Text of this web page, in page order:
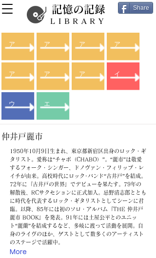
記憶の記録
LIBRARY
Share
仲井戸麗市
1950年10月9日生まれ、東京都新宿区出身のロック・ギ
タリスト。愛称は“チャボ（CHABO）”。“麗市”は敬愛
するフォーク・シンガー、ドノヴァン・フィリップ・レ
イチが由来。高校時代にロック･バンド“古井戸”を結成。
72年に『古井戸の世界』でデビューを果たす。79年の
解散後、RCサクセションに正式加入。忌野清志郎ととも
に時代を代表するロック・ギタリストとしてシーンに君
臨。以降、85年には初のソロ・アルバム『THE 仲井戸
麗市 BOOK』を発表。91年には土屋公平とのユニッ
ト“麗蘭”を結成するなど、多岐に渡って活動を展開。自
身のライヴのほか、ゲストとして数多くのアーティスト
のステージで活躍中。
More
ア
ア
ウ
ア
ア
エ
ア
ア
ア
イ